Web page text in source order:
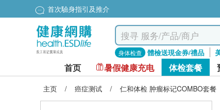
星級計劃$200換dyson風筒
身体检查 體檢送現金券/禮品
首页 暑假健康充电 体检套餐
主页 / 癌症测试 / 仁和体检 肿瘤标记COMBO套餐